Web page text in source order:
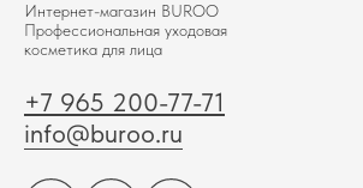
+7 965 200-77-71
info@buroo.ru
Интернет-магазин BUROО
Профессиональная уходовая
косметика для лица